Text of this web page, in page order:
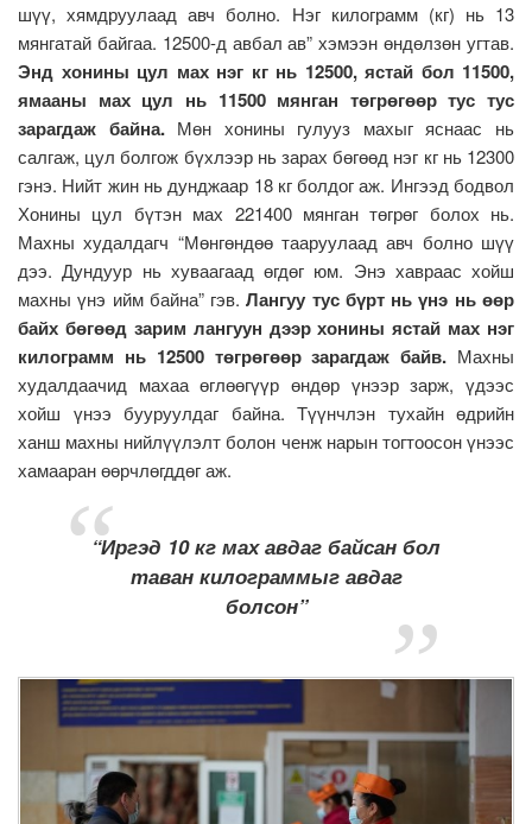
шүү, хямдруулаад авч болно. Нэг килограмм (кг) нь 13
мянгатай байгаа. 12500-д авбал ав” хэмээн өндөлзөн угтав.
Энд хонины цул мах нэг кг нь 12500, ястай бол 11500,
ямааны мах цул нь 11500 мянган төгрөгөөр тус тус
зарагдаж байна. Мөн хонины гулууз махыг яснаас нь
салгаж, цул болгож бүхлээр нь зарах бөгөөд нэг кг нь 12300
гэнэ. Нийт жин нь дунджаар 18 кг болдог аж. Ингээд бодвол
Хонины цул бүтэн мах 221400 мянган төгрөг болох нь.
Махны худалдагч “Мөнгөндөө тааруулаад авч болно шүү
дээ. Дундуур нь хуваагаад өгдөг юм. Энэ хавраас хойш
махны үнэ ийм байна” гэв. Лангуу тус бүрт нь үнэ нь өөр
байх бөгөөд зарим лангуун дээр хонины ястай мах нэг
килограмм нь 12500 төгрөгөөр зарагдаж байв. Махны
худалдаачид махаа өглөөгүүр өндөр үнээр зарж, үдээс
хойш үнээ бууруулдаг байна. Түүнчлэн тухайн өдрийн
ханш махны нийлүүлэлт болон ченж нарын тогтоосон үнээс
хамааран өөрчлөгддөг аж.
“Иргэд 10 кг мах авдаг байсан бол
таван килограммыг авдаг
болсон”